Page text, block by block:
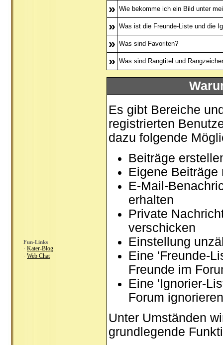
Fun-Links
· Kater-Blog
· Web Chat
» Wie bekomme ich ein Bild unter
» Was ist die Freunde-Liste und die
» Was sind Favoriten?
» Was sind Rangtitel und
Es gibt Bereiche
registrierten
dazu folgende
Beiträge
Eigene
E-Mail-
erhalten
Private
verschicken
Einstellung
Eine 'Freunde-
Freunde im
Eine 'Ignorier-
Forum
Unter Umständen
grundlegende